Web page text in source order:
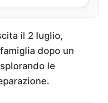
il 2 luglio,
dopo un
le